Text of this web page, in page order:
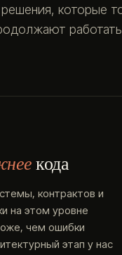
которые
кода
контрактов и
на этом уровне
чем ошибки
этап у нас